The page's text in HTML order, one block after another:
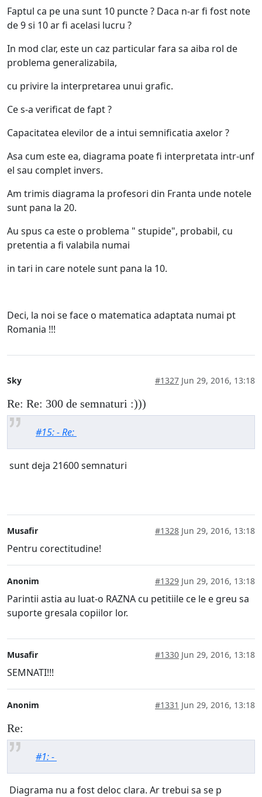
Faptul ca pe una sunt 10 puncte ? Daca n-ar fi fost note
de 9 si 10 ar fi acelasi lucru ?
In mod clar, este un caz particular fara sa aiba rol de
problema generalizabila,
cu privire la interpretarea unui grafic.
Ce s-a verificat de fapt ?
Capacitatea elevilor de a intui semnificatia axelor ?
Asa cum este ea, diagrama poate fi interpretata intr-unf
el sau complet invers.
Am trimis diagrama la profesori din Franta unde notele
sunt pana la 20.
Au spus ca este o problema " stupide", probabil, cu
pretentia a fi valabila numai
in tari in care notele sunt pana la 10.
Deci, la noi se face o matematica adaptata numai pt
Romania !!!
Sky #1327 Jun 29, 2016, 13:18
Re: Re: 300 de semnaturi :)))
#15: - Re:
sunt deja 21600 semnaturi
Musafir #1328 Jun 29, 2016, 13:18
Pentru corectitudine!
Anonim #1329 Jun 29, 2016, 13:18
Parintii astia au luat-o RAZNA cu petitiile ce le e greu sa
suporte gresala copiilor lor.
Musafir #1330 Jun 29, 2016, 13:18
SEMNATI!!!
Anonim #1331 Jun 29, 2016, 13:18
Re:
#1: -
Diagrama nu a fost deloc clara. Ar trebui sa se p